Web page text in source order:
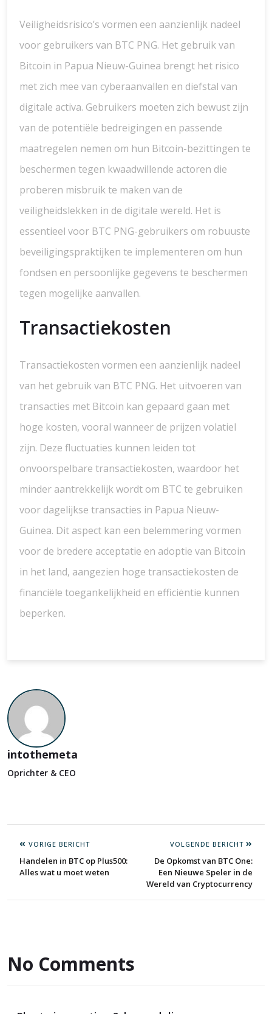
Veiligheidsrisico’s vormen een aanzienlijk nadeel
voor gebruikers van BTC PNG. Het gebruik van
Bitcoin in Papua Nieuw-Guinea brengt het risico
met zich mee van cyberaanvallen en diefstal van
digitale activa. Gebruikers moeten zich bewust zijn
van de potentiële bedreigingen en passende
maatregelen nemen om hun Bitcoin-bezittingen te
beschermen tegen kwaadwillende actoren die
proberen misbruik te maken van de
veiligheidslekken in de digitale wereld. Het is
essentieel voor BTC PNG-gebruikers om robuuste
beveiligingspraktijken te implementeren om hun
fondsen en persoonlijke gegevens te beschermen
tegen mogelijke aanvallen.
Transactiekosten
Transactiekosten vormen een aanzienlijk nadeel
van het gebruik van BTC PNG. Het uitvoeren van
transacties met Bitcoin kan gepaard gaan met
hoge kosten, vooral wanneer de prijzen volatiel
zijn. Deze fluctuaties kunnen leiden tot
onvoorspelbare transactiekosten, waardoor het
minder aantrekkelijk wordt om BTC te gebruiken
voor dagelijkse transacties in Papua Nieuw-
Guinea. Dit aspect kan een belemmering vormen
voor de bredere acceptatie en adoptie van Bitcoin
in het land, aangezien hoge transactiekosten de
financiële toegankelijkheid en efficiëntie kunnen
beperken.
intothemeta
Oprichter & CEO
VORIGE BERICHT
Handelen in BTC op Plus500:
Alles wat u moet weten
VOLGENDE BERICHT
De Opkomst van BTC One:
Een Nieuwe Speler in de
Wereld van Cryptocurrency
No Comments